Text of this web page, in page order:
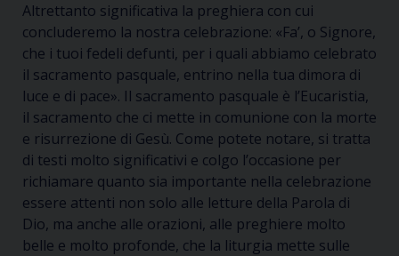
Altrettanto significativa la preghiera con cui
concluderemo la nostra celebrazione: «Fa’, o Signore,
che i tuoi fedeli defunti, per i quali abbiamo celebrato
il sacramento pasquale, entrino nella tua dimora di
luce e di pace». Il sacramento pasquale è l’Eucaristia,
il sacramento che ci mette in comunione con la morte
e risurrezione di Gesù. Come potete notare, si tratta
di testi molto significativi e colgo l’occasione per
richiamare quanto sia importante nella celebrazione
essere attenti non solo alle letture della Parola di
Dio, ma anche alle orazioni, alle preghiere molto
belle e molto profonde, che la liturgia mette sulle